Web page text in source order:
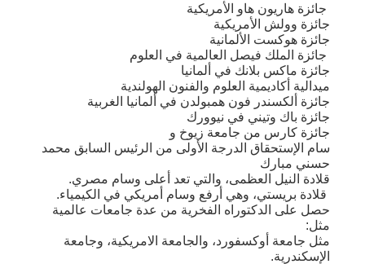
جائزة هاريون هاو الأمريكية
جائزة وولش الأمريكية
جائزة هوكست الألمانية
جائزة الملك فيصل العالمية في العلوم
جائزة ماكس بلانك في ألمانيا
ميدالية أكاديمية العلوم والفنون الهولندية
جائزة ألكسندر فون همبولدن في ألمانيا الغربية
جائزة باك وتيني في نيوورك
جائزة كارس من جامعة زيوخ و
سام الإستحقاق الدرجة الأولى من الرئيس السابق محمد
حسني مبارك
قلادة النيل العظمى، والتي تعد أعلى وسام مصري.
قلادة بريستي، وهي أرفع وسام أمريكي في الكيمياء.
حصل على الدكتوراه الفخرية من عدة جامعات عالمية
مثل:
مثل جامعة أوكسفورد، والجامعة الامريكية، وجامعة
الإسكندرية.